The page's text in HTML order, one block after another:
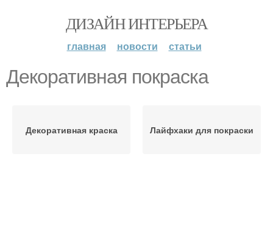
ДИЗАЙН ИНТЕРЬЕРА
главная новости статьи
Декоративная покраска
Декоративная краска Лайфхаки для покраски